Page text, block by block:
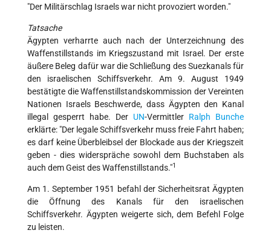
"Der Militärschlag Israels war nicht provoziert worden."
Tatsache
Ägypten verharrte auch nach der Unterzeichnung des
Waffenstillstands im Kriegszustand mit Israel. Der erste
äußere Beleg dafür war die Schließung des Suezkanals für
den israelischen Schiffsverkehr. Am 9. August 1949
bestätigte die Waffenstillstandskommission der Vereinten
Nationen Israels Beschwerde, dass Ägypten den Kanal
illegal gesperrt habe. Der UN-Vermittler Ralph Bunche
erklärte: "Der legale Schiffsverkehr muss freie Fahrt haben;
es darf keine Überbleibsel der Blockade aus der Kriegszeit
geben - dies widerspräche sowohl dem Buchstaben als
auch dem Geist des Waffenstillstands."1
Am 1. September 1951 befahl der Sicherheitsrat Ägypten
die Öffnung des Kanals für den israelischen
Schiffsverkehr. Ägypten weigerte sich, dem Befehl Folge
zu leisten.